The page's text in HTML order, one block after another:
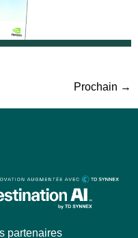
Prochain →
partenaires